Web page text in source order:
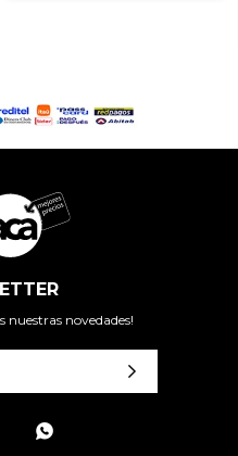
nuestras novedades!
